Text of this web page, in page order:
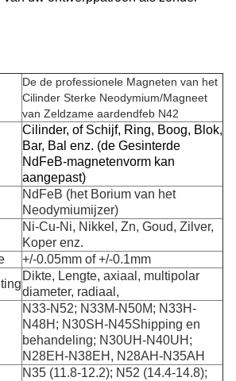
De de professionele Magneten van het
Cilinder Sterke Neodymium/Magneet
van Zeldzame aardendfeb N42
Cilinder, of Schijf, Ring, Boog, Blok,
Bar, Bal enz. (de Gesinterde
NdFeB-magnetenvorm kan
aangepast)
NdFeB (het Borium van het
Neodymiumijzer)
Ni-Cu-Ni, Nikkel, Zn, Goud, Zilver,
Koper enz.
+/-0.05mm of +/-0.1mm
Dikte, Lengte, axiaal, multipolar
diameter, radiaal,
N33-N52; N33M-N50M; N33H-
N48H; N30SH-N45Shipping en
behandeling; N30UH-N40UH;
N28EH-N38EH, N28AH-N35AH
N35 (11.8-12.2); N52 (14.4-14.8);